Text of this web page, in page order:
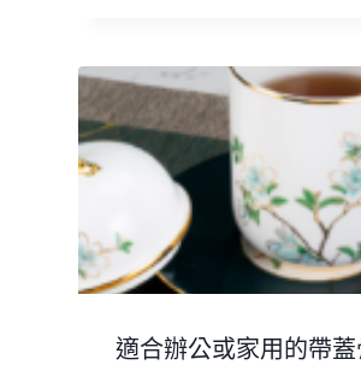
適合辦公或家用的帶